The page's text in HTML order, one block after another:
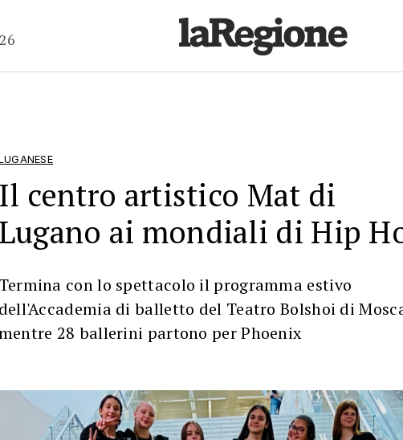
Il centro artistico Mat di
Lugano ai mondiali di Hip
Termina con lo spettacolo il programma estivo
dell'Accademia di balletto del Teatro Bolshoi di
28 ballerini partono per Phoenix